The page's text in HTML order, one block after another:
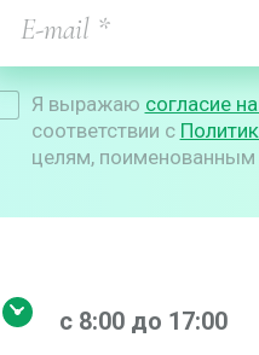
Я выражаю согласие
соответствии с
целям, поименованным
с 8:00 до 17:00